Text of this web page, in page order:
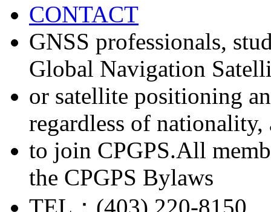
CONTACT
GNSS professionals,
Global Navigation
or satellite positioning
regardless of nationality,
to join CPGPS.All
the CPGPS Bylaws
TEL：(403) 220-8150